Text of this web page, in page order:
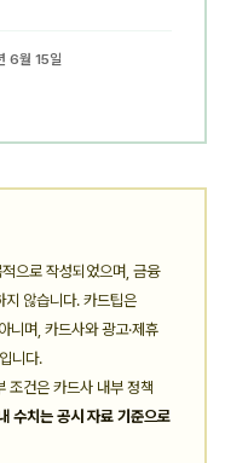
6월 15일
으로 작성되었으며, 금융
지 않습니다. 카드팁은
니며, 카드사와 광고·제휴
니다.
조건은 카드사 내부 정책
수치는 공시 자료 기준으로